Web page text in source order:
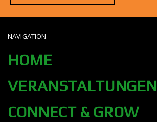
NAVIGATION
HOME
VERANSTALTUNGEN
CONNECT & GROW